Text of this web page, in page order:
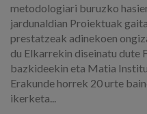
metodologiari buruzko
jardunaldian Proiektuak
prestatzeak adinekoen
du Elkarrekin diseinatu dute
bazkideekin eta Matia
Erakunde horrek 20 urte
ikerketa...